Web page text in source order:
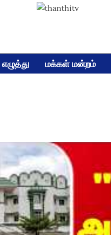
மக்கள் மன்றம்